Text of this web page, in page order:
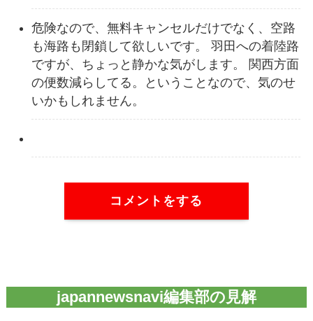
危険なので、無料キャンセルだけでなく、空路
も海路も閉鎖して欲しいです。 羽田への着陸路
ですが、ちょっと静かな気がします。 関西方面
の便数減らしてる。ということなので、気のせ
いかもしれません。
コメントをする
japannewsnavi編集部の見解